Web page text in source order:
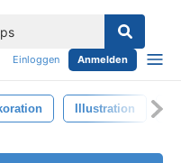
Einloggen Anmelden
Illustration